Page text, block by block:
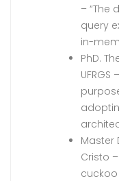
– “The
query
in-
PhD.
Master
Cristo
cuckoo